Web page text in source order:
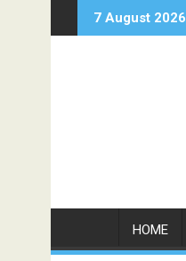
to
7 August 2026
HOME